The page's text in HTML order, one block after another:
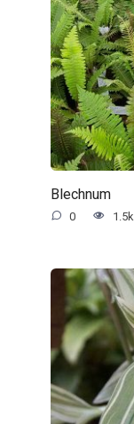
Blechnum
0 1.5k.